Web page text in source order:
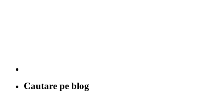
Cautare pe blog